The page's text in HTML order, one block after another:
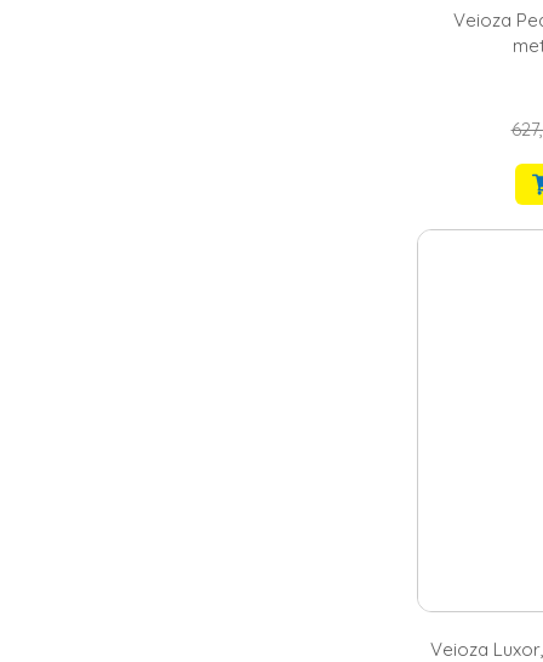
Veioza
Veioza